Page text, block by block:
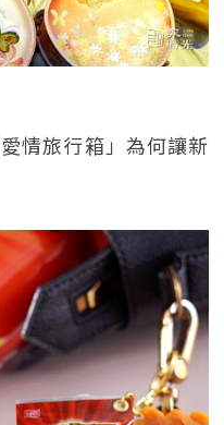
情旅行箱」為何讓新